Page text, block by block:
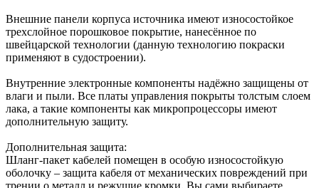
Внешние панели корпуса источника имеют износостойкое
трехслойное порошковое покрытие, нанесённое по
швейцарской технологии (данную технологию покраски
применяют в судостроении).
Внутренние электронные компоненты надёжно защищены от
влаги и пыли. Все платы управления покрыты толстым слоем
лака, а такие компоненты как микропроцессоры имеют
дополнительную защиту.
Дополнительная защита:
Шланг-пакет кабелей помещен в особую износостойкую
оболочку – защита кабеля от механических повреждений при
трении о металл и режущие кромки. Вы сами выбираете